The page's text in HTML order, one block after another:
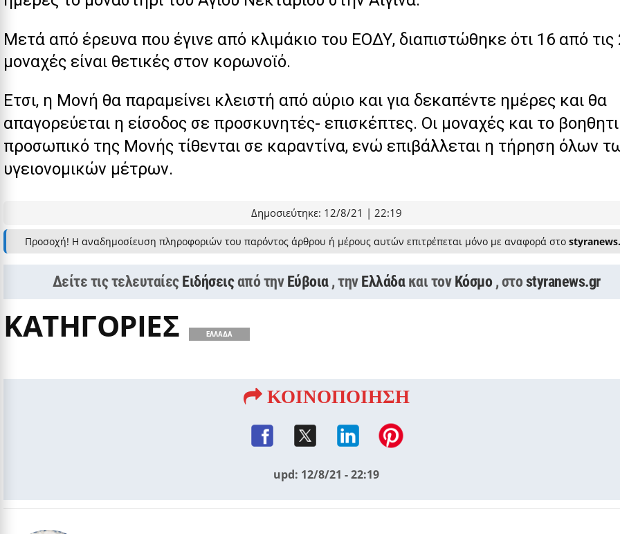
Μετά από έρευνα που έγινε από κλιμάκιο του ΕΟΔΥ, διαπιστώθηκε ότι 16 από τις
μοναχές είναι θετικές στον κορωνοϊό.
Ετσι, η Μονή θα παραμείνει κλειστή από αύριο και για δεκαπέντε ημέρες και θα
απαγορεύεται η είσοδος σε προσκυνητές- επισκέπτες. Οι μοναχές και το
προσωπικό της Μονής τίθενται σε καραντίνα, ενώ επιβάλλεται η τήρηση όλων
υγειονομικών μέτρων.
Δημοσιεύτηκε: 12/8/21 | 22:19
Προσοχή! Η αναδημοσίευση πληροφοριών του παρόντος άρθρου ή μέρους αυτών επιτρέπεται μόνο με αναφορά στο
Δείτε τις τελευταίες Ειδήσειςαπό την Εύβοια , την Ελλάδα και τον Κόσμο , στο styranews.gr
ΚΑΤΗΓΟΡΙΕΣ ΕΛΛΑΔΑ
ΚΟΙΝΟΠΟΙΗΣΗ
upd: 12/8/21 - 22:19